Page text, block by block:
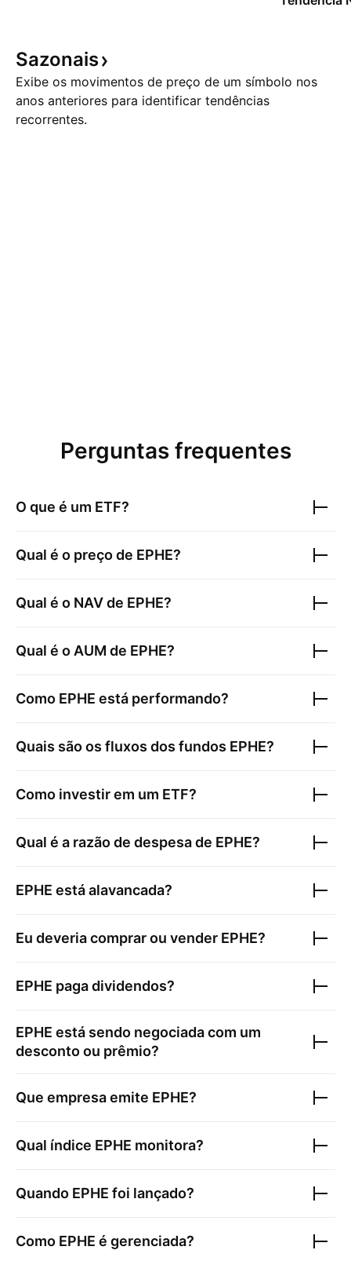
Sazonais
Exibe os movimentos de preço de um símbolo nos
anos anteriores para identificar tendências
recorrentes.
Perguntas frequentes
O que é um ETF?
Qual é o preço de EPHE?
Qual é o NAV de EPHE?
Qual é o AUM de EPHE?
Como EPHE está performando?
Quais são os fluxos dos fundos EPHE?
Como investir em um ETF?
Qual é a razão de despesa de EPHE?
EPHE está alavancada?
Eu deveria comprar ou vender EPHE?
EPHE paga dividendos?
EPHE está sendo negociada com um
desconto ou prêmio?
Que empresa emite EPHE?
Qual índice EPHE monitora?
Quando EPHE foi lançado?
Como EPHE é gerenciada?